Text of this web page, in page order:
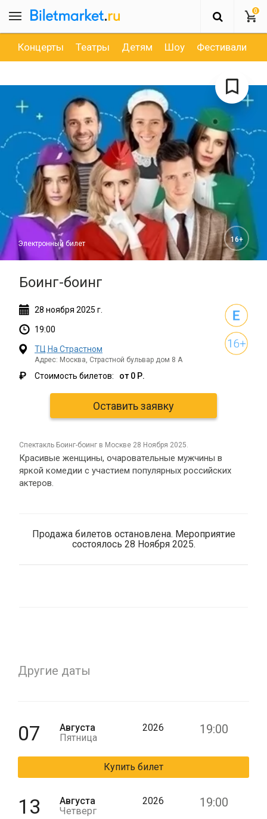
0
Концерты Театры Детям Шоу Фестивали
Боинг-боинг
Электронный билет 16+
28 ноября 2025 г.
19:00
ТЦ На Страстном
Адрес: Москва, Страстной бульвар дом 8 А
₽ Стоимость билетов: от 0 Р.
Оставить заявку
спектакль Боинг-боинг в Москве 28 Ноября 2025.
Красивые женщины, очаровательные мужчины в
яркой комедии с участием популярных российских
актеров.
Продажа билетов остановлена. Мероприятие
состоялось 28 Ноября 2025.
Другие даты
07
Августа
Пятница
2026 19:00
Купить билет
13
Августа
Четверг
2026 19:00